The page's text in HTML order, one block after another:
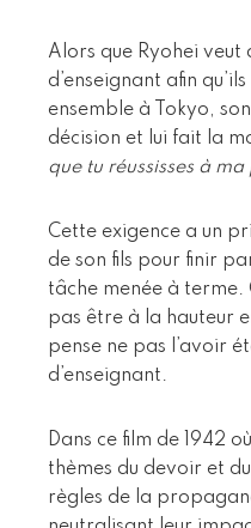
Alors que Ryohei
d’enseignant afin
ensemble à Tokyo,
décision et lui fait la
que tu réussisses à ma
Cette exigence a un
de son fils pour finir
tâche menée à terme.
pas être à la hauteur
pense ne pas l’avoir
d’enseignant.
Dans ce film de 1942
thèmes du devoir et
règles de la